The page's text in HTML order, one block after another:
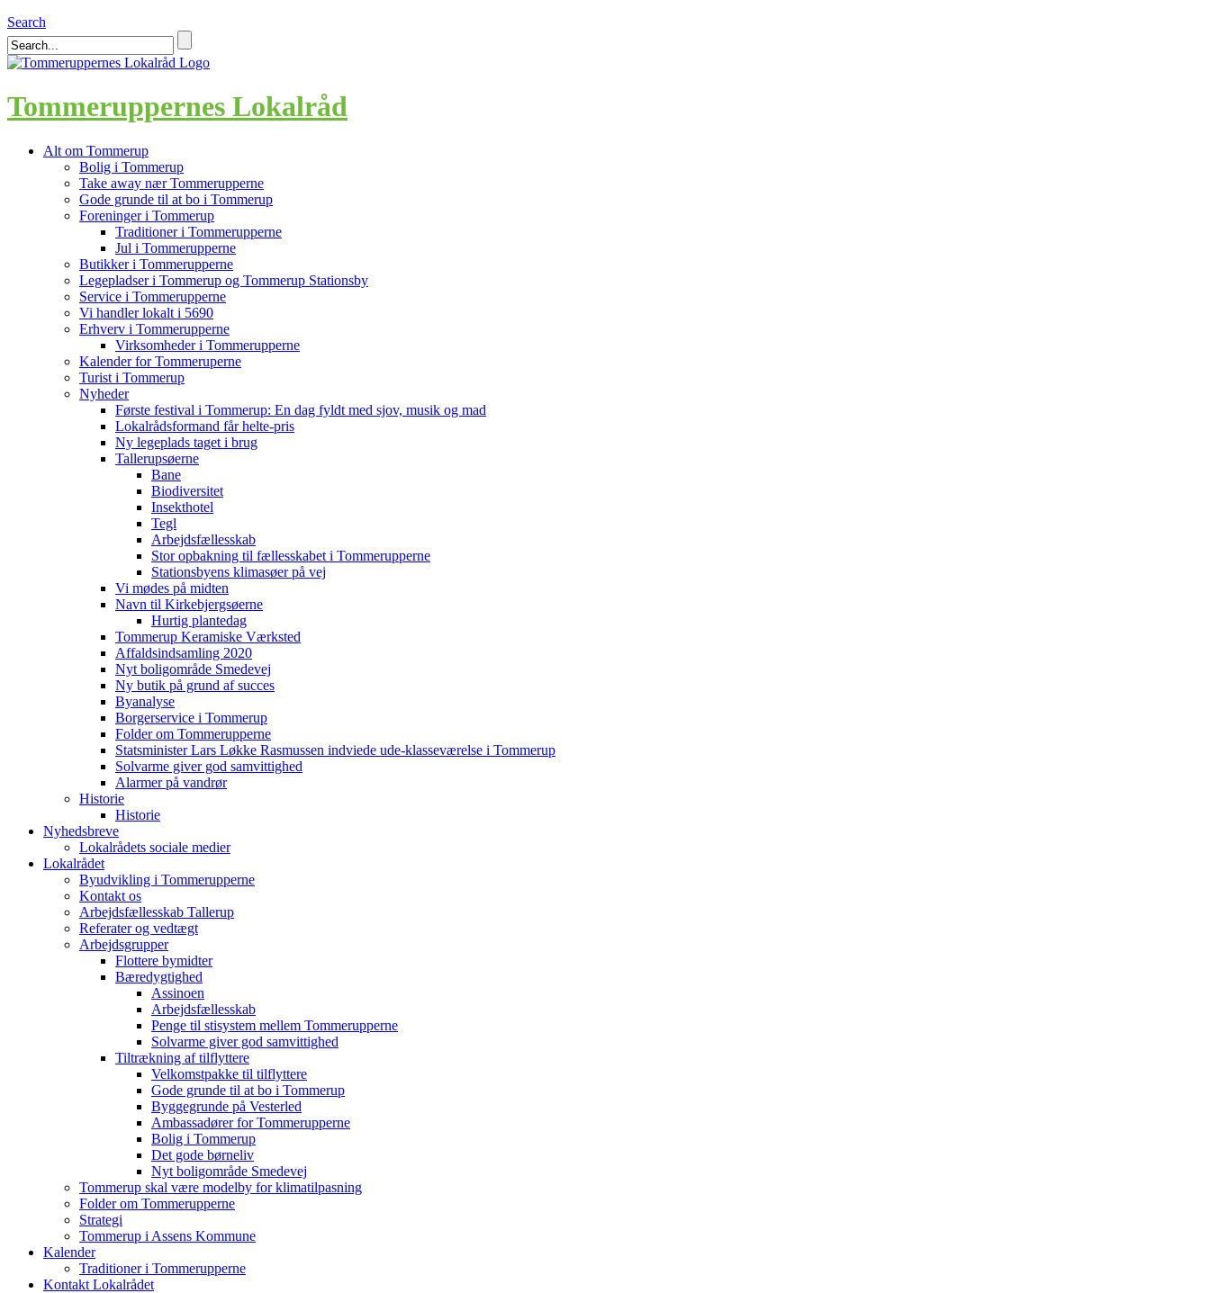
Search
Tommeruppernes Lokalråd
Alt om Tommerup
Bolig i Tommerup
Take away nær Tommerupperne
Gode grunde til at bo i Tommerup
Foreninger i Tommerup
Traditioner i Tommerupperne
Jul i Tommerupperne
Butikker i Tommerupperne
Legepladser i Tommerup og Tommerup Stationsby
Service i Tommerupperne
Vi handler lokalt i 5690
Erhverv i Tommerupperne
Virksomheder i Tommerupperne
Kalender for Tommeruperne
Turist i Tommerup
Nyheder
Første festival i Tommerup: En dag fyldt med sjov, musik og mad
Lokalrådsformand får helte-pris
Ny legeplads taget i brug
Tallerupsøerne
Bane
Biodiversitet
Insekthotel
Tegl
Arbejdsfællesskab
Stor opbakning til fællesskabet i Tommerupperne
Stationsbyens klimasøer på vej
Vi mødes på midten
Navn til Kirkebjergsøerne
Hurtig plantedag
Tommerup Keramiske Værksted
Affaldsindsamling 2020
Nyt boligområde Smedevej
Ny butik på grund af succes
Byanalyse
Borgerservice i Tommerup
Folder om Tommerupperne
Statsminister Lars Løkke Rasmussen indviede ude-klasseværelse i Tommerup
Solvarme giver god samvittighed
Alarmer på vandrør
Historie
Historie
Nyhedsbreve
Lokalrådets sociale medier
Lokalrådet
Byudvikling i Tommerupperne
Kontakt os
Arbejdsfællesskab Tallerup
Referater og vedtægt
Arbejdsgrupper
Flottere bymidter
Bæredygtighed
Assinoen
Arbejdsfællesskab
Penge til stisystem mellem Tommerupperne
Solvarme giver god samvittighed
Tiltrækning af tilflyttere
Velkomstpakke til tilflyttere
Gode grunde til at bo i Tommerup
Byggegrunde på Vesterled
Ambassadører for Tommerupperne
Bolig i Tommerup
Det gode børneliv
Nyt boligområde Smedevej
Tommerup skal være modelby for klimatilpasning
Folder om Tommerupperne
Strategi
Tommerup i Assens Kommune
Kalender
Traditioner i Tommerupperne
Kontakt Lokalrådet